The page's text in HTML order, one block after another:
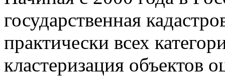
государственная
практически всех
кластеризация объектов